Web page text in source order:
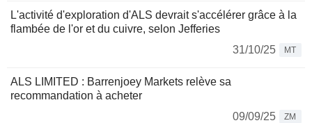
L'activité d'exploration d'ALS devrait s'accélérer grâce à la
flambée de l'or et du cuivre, selon Jefferies
31/10/25
MT
ALS LIMITED : Barrenjoey Markets relève sa
recommandation à acheter
09/09/25
ZM